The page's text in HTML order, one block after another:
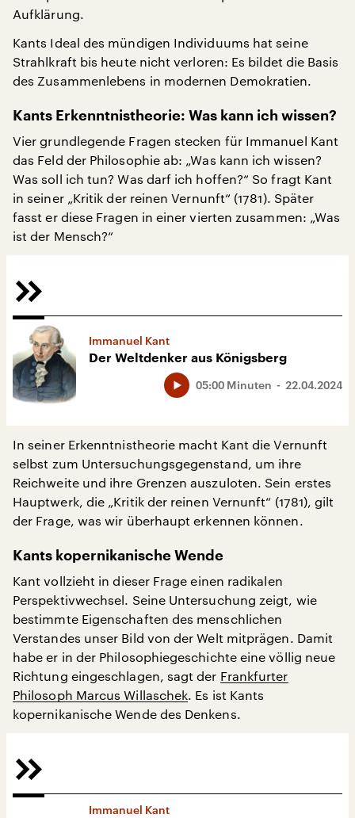
Aufklärung.
Kants Ideal des mündigen Individuums hat seine
Strahlkraft bis heute nicht verloren: Es bildet die Basis
des Zusammenlebens in modernen Demokratien.
Kants Erkenntnistheorie: Was kann ich wissen?
Vier grundlegende Fragen stecken für Immanuel Kant
das Feld der Philosophie ab: „Was kann ich wissen?
Was soll ich tun? Was darf ich hoffen?“ So fragt Kant
in seiner „Kritik der reinen Vernunft“ (1781). Später
fasst er diese Fragen in einer vierten zusammen: „Was
ist der Mensch?“
Immanuel Kant
Der Weltdenker aus Königsberg
22.04.2024
05:00 Minuten
In seiner Erkenntnistheorie macht Kant die Vernunft
selbst zum Untersuchungsgegenstand, um ihre
Reichweite und ihre Grenzen auszuloten. Sein erstes
Hauptwerk, die „Kritik der reinen Vernunft“ (1781), gilt
der Frage, was wir überhaupt erkennen können.
Kants kopernikanische Wende
Kant vollzieht in dieser Frage einen radikalen
Perspektivwechsel. Seine Untersuchung zeigt, wie
bestimmte Eigenschaften des menschlichen
Verstandes unser Bild von der Welt mitprägen. Damit
habe er in der Philosophiegeschichte eine völlig neue
Richtung eingeschlagen, sagt der Frankfurter
Philosoph Marcus Willaschek. Es ist Kants
kopernikanische Wende des Denkens.
Immanuel Kant